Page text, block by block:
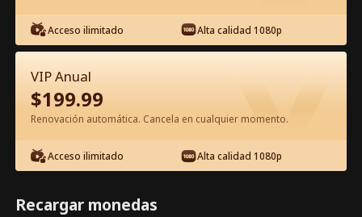
Episodio 65 - Mi Camino hacia la
Oscuridad Película Completa
1-50 51-81 Todos los Episodios
65 66 67 68 69
Acceso ilimitado Alta calidad 1080p
VIP Anual
$199.99
Renovación automática. Cancela en cualquier momento.
Acceso ilimitado Alta calidad 1080p
Recargar monedas